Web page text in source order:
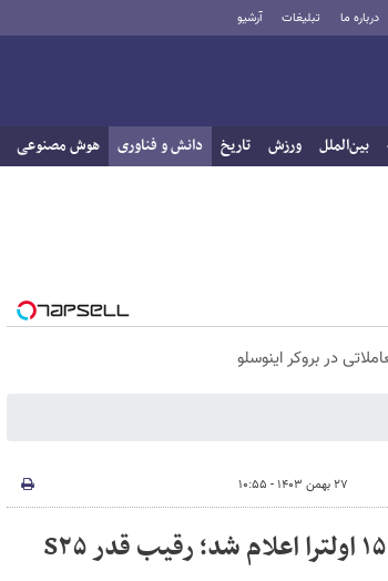
درباره ما تبلیغات آرشیو
بین‌الملل ورزش تاریخ دانش و فناوری هوش مصنوعی
۲۷ بهمن ۱۴۰۳ - ۱۰:۵۵
تاریخ رونمایی جهانی شیائومی ۱۵ اولترا اعلام شد؛ رقیب قدر S۲۵